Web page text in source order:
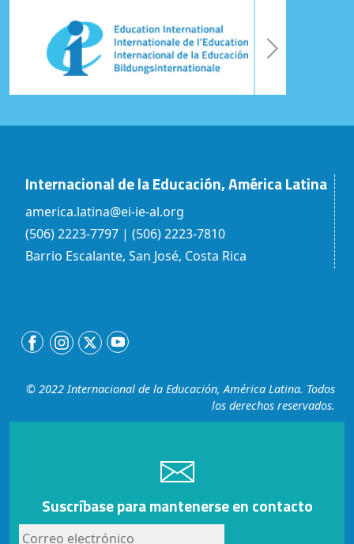
america.latina@ei-ie-al.org
(506) 2223-7797 | (506) 2223-7810
Barrio Escalante, San José, Costa Rica
los derechos reservados.
Suscríbase para mantenerse en contacto